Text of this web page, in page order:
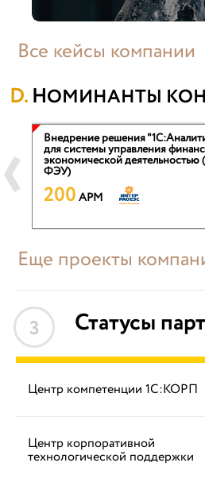
Все кейсы компании
НОМИНАНТЫ
Внедрение решения
для системы управления
экономической деятельностью
ФЭУ)
200 APM
Еще проекты
3 Статусы
Центр компетенции 1С:КОРП
Центр корпоративной
технологической поддержки